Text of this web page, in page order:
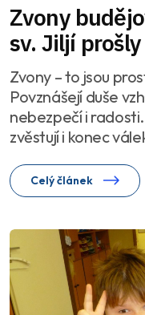
Zvony
sv. Jiljí
Zvony – to jsou
Povznášejí duše
nebezpečí i
zvěstují i konec
Celý článek